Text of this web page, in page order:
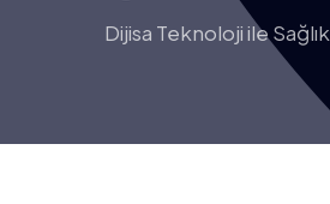
Dijisa Teknoloji ile